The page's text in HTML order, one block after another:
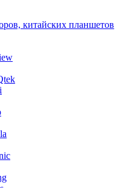
китайских планшетов